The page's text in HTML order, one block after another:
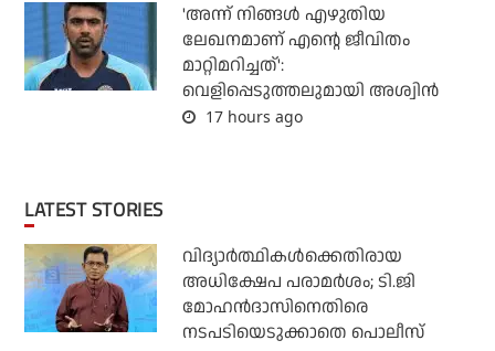
'അന്ന് നിങ്ങള്‍ എഴുതിയ
ലേഖനമാണ് എന്റെ ജീവിതം
മാറ്റിമറിച്ചത്':
വെളിപ്പെടുത്തലുമായി അശ്വിന്‍
17 hours ago
LATEST STORIES
വിദ്യാര്‍ത്ഥികള്‍ക്കെതിരായ
അധിക്ഷേപ പരാമര്‍ശം; ടി.ജി
മോഹന്‍ദാസിനെതിരെ
നടപടിയെടുക്കാതെ പൊലീസ്